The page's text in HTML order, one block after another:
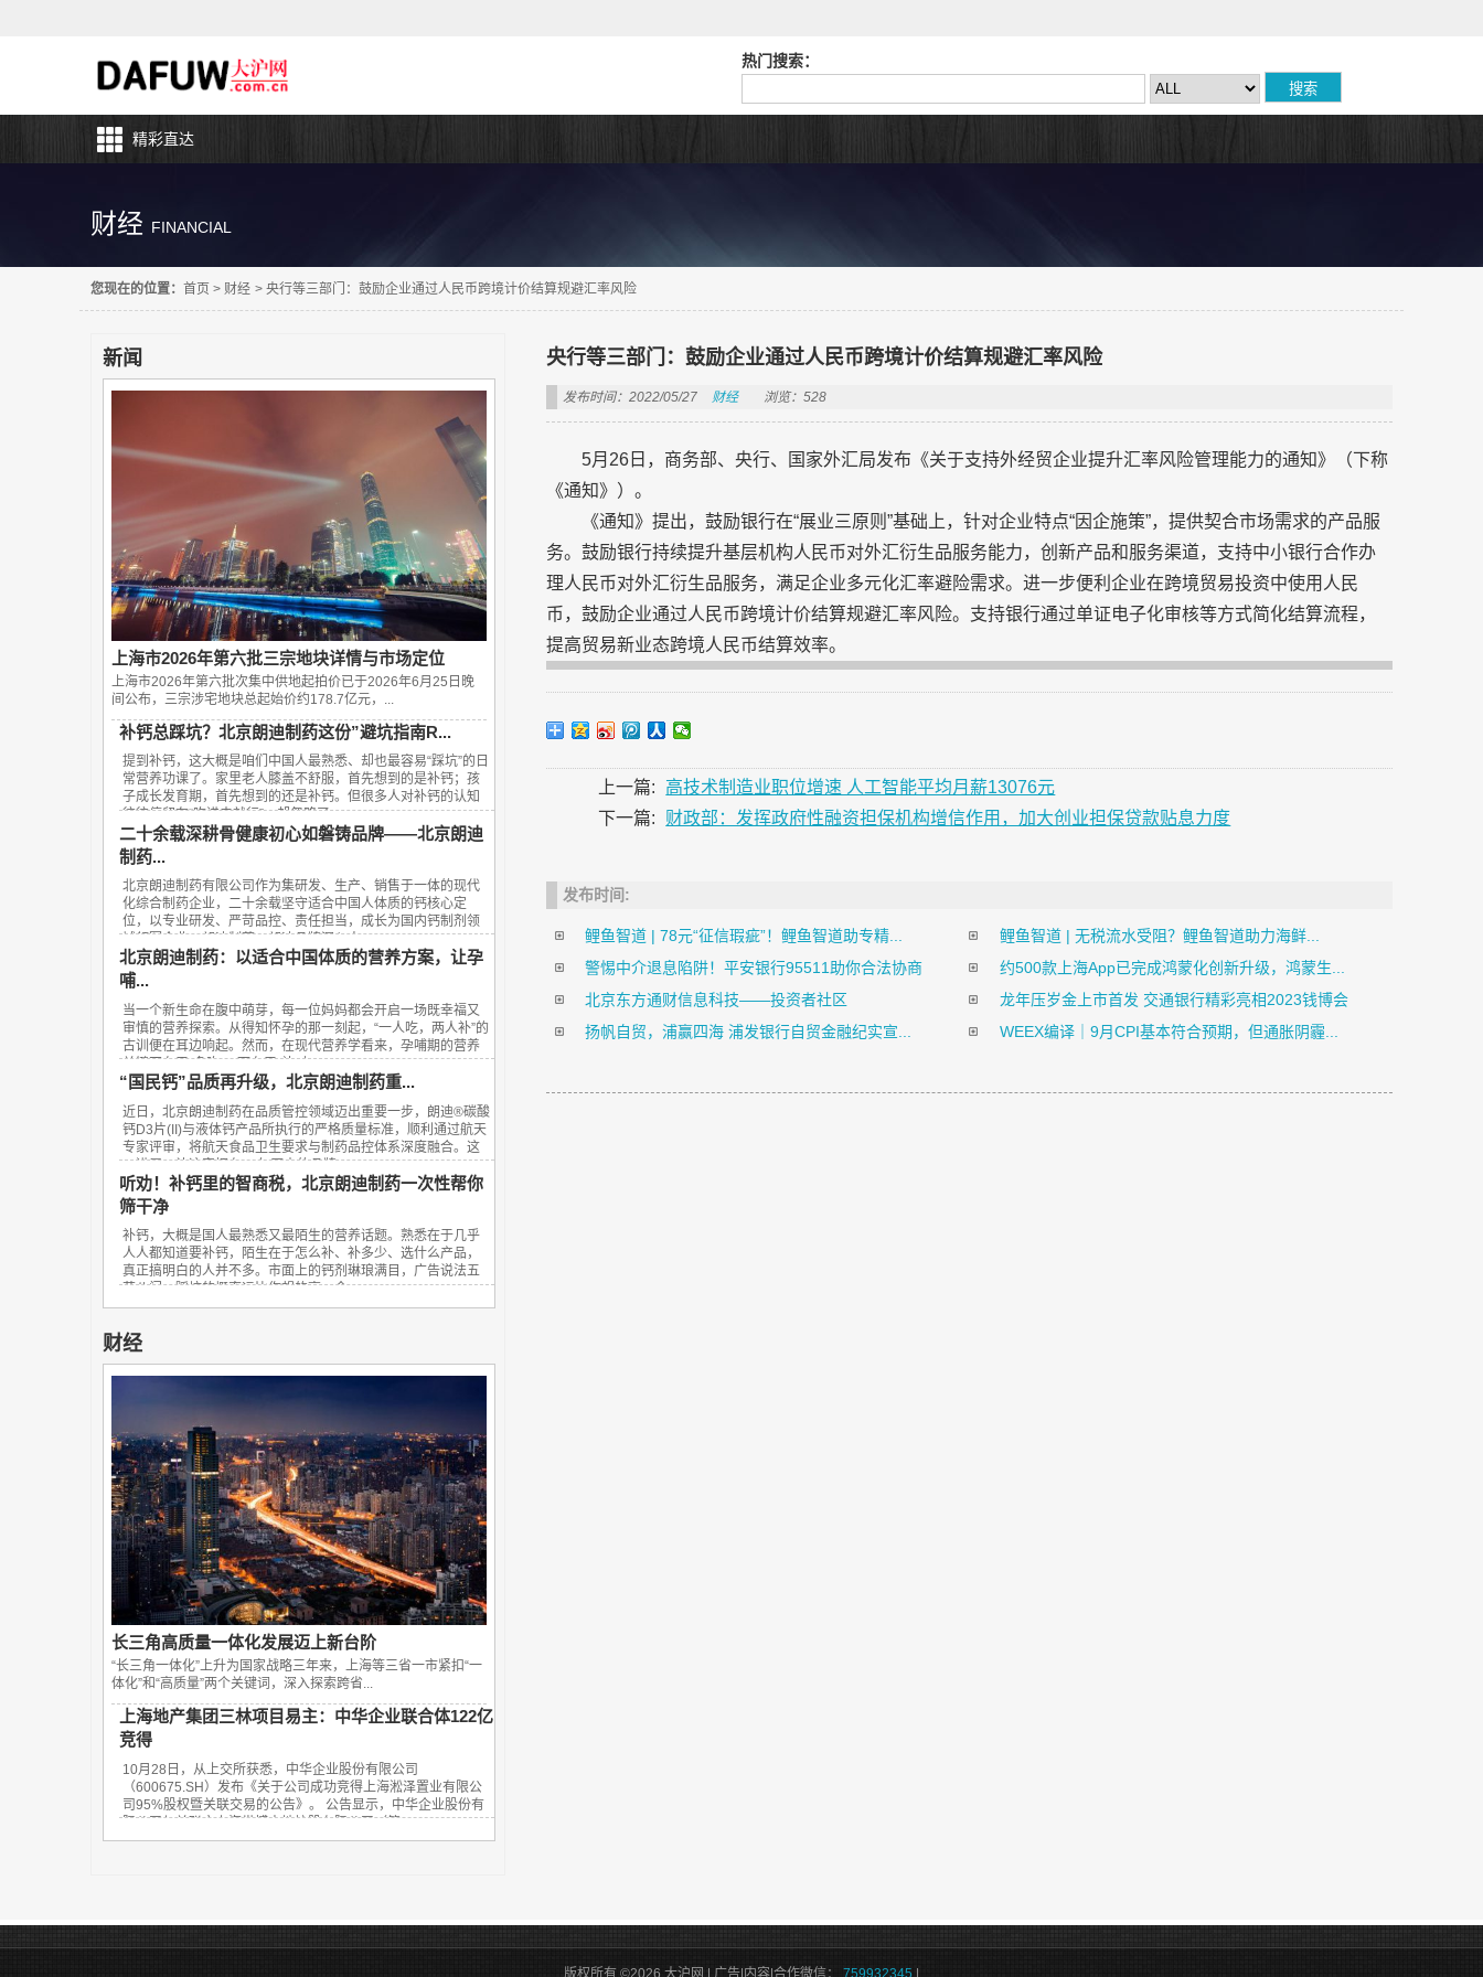
热门搜索：
精彩直达
财经 FINANCIAL
您现在的位置： 首页 > 财经 > 央行等三部门：鼓励企业通过人民币跨境计价结算规避汇率风险
新闻
上海市2026年第六批三宗地块详情与市场定位
上海市2026年第六批次集中供地起拍价已于2026年6月25日晚
间公布，‌三宗涉宅地块总起始价约178.7亿元‌，...
补钙总踩坑？北京朗迪制药这份”避坑指南R...
提到补钙，这大概是咱们中国人最熟悉、却也最容易“踩坑”的日
常营养功课了。家里老人膝盖不舒服，首先想到的是补钙；孩
子成长发育期，首先想到的还是补钙。但很多人对补钙的认知
往往停留在“吃进去就行”，却忽略了...
二十余载深耕骨健康初心如磐铸品牌——北京朗迪
制药...
北京朗迪制药有限公司作为集研发、生产、销售于一体的现代
化综合制药企业，二十余载坚守适合中国人体质的钙核心定
位，以专业研发、严苛品控、责任担当，成长为国内钙制剂领
域领军企业，朗迪制药、朗迪品牌深入人...
北京朗迪制药：以适合中国体质的营养方案，让孕
哺...
当一个新生命在腹中萌芽，每一位妈妈都会开启一场既幸福又
审慎的营养探索。从得知怀孕的那一刻起，“一人吃，两人补”的
古训便在耳边响起。然而，在现代营养学看来，孕哺期的营养
关键不在于“多吃”，而在于“补对”。...
“国民钙”品质再升级，北京朗迪制药重...
近日，北京朗迪制药在品质管控领域迈出重要一步，朗迪®碳酸
钙D3片(II)与液体钙产品所执行的严格质量标准，顺利通过航天
专家评审，将航天食品卫生要求与制药品控体系深度融合。这
一进展，让这家拥有23年历史的品牌...
听劝！补钙里的智商税，北京朗迪制药一次性帮你
筛干净
补钙，大概是国人最熟悉又最陌生的营养话题。熟悉在于几乎
人人都知道要补钙，陌生在于怎么补、补多少、选什么产品，
真正搞明白的人并不多。市面上的钙剂琳琅满目，广告说法五
花八门，踩坑的概率远比你想的高。今...
财经
长三角高质量一体化发展迈上新台阶
“长三角一体化”上升为国家战略三年来，上海等三省一市紧扣“一
体化”和“高质量”两个关键词，深入探索跨省...
上海地产集团三林项目易主：中华企业联合体122亿
竞得
10月28日，从上交所获悉，中华企业股份有限公司
（600675.SH）发布《关于公司成功竞得上海淞泽置业有限公
司95%股权暨关联交易的公告》。 公告显示，中华企业股份有
限公司与关联方上海世博土地控股有限公司（简...
央行等三部门：鼓励企业通过人民币跨境计价结算规避汇率风险
发布时间：2022/05/27 财经 浏览：528
5月26日，商务部、央行、国家外汇局发布《关于支持外经贸企业提升汇率风险管理能力的通知》（下称
《通知》）。
《通知》提出，鼓励银行在“展业三原则”基础上，针对企业特点“因企施策”，提供契合市场需求的产品服
务。鼓励银行持续提升基层机构人民币对外汇衍生品服务能力，创新产品和服务渠道，支持中小银行合作办
理人民币对外汇衍生品服务，满足企业多元化汇率避险需求。进一步便利企业在跨境贸易投资中使用人民
币，鼓励企业通过人民币跨境计价结算规避汇率风险。支持银行通过单证电子化审核等方式简化结算流程，
提高贸易新业态跨境人民币结算效率。
上一篇:
高技术制造业职位增速 人工智能平均月薪13076元
下一篇:
财政部：发挥政府性融资担保机构增信作用，加大创业担保贷款贴息力度
发布时间:
鲤鱼智道 | 78元“征信瑕疵”！鲤鱼智道助专精...
鲤鱼智道 | 无税流水受阻？鲤鱼智道助力海鲜...
警惕中介退息陷阱！平安银行95511助你合法协商
约500款上海App已完成鸿蒙化创新升级，鸿蒙生...
北京东方通财信息科技——投资者社区
龙年压岁金上市首发 交通银行精彩亮相2023钱博会
扬帆自贸，浦赢四海 浦发银行自贸金融纪实宣...
​WEEX编译｜9月CPI基本符合预期，但通胀阴霾...